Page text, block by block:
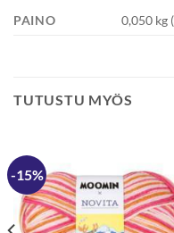
PAINO 0,050 kg
TUTUSTU MYÖS
-15%